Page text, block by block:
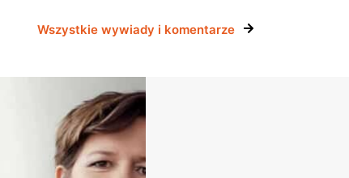
Wszystkie wywiady i komentarze